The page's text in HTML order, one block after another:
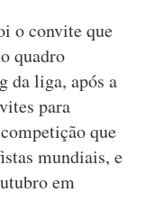
o convite que
quadro
da liga, após a
para
que
mundiais, e
em